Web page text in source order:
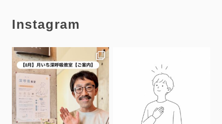
Instagram